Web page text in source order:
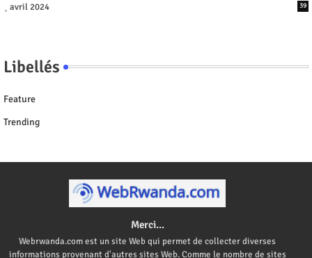
avril 2024 39
Libellés
Feature
Trending
Merci...
Webrwanda.com est un site Web qui permet de collecter diverses
informations provenant d'autres sites Web. Comme le nombre de sites